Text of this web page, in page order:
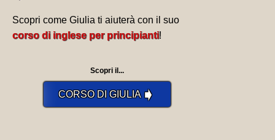
Scopri come Giulia ti aiuterà con il suo
corso di inglese per principianti!
Scopri il...
CORSO DI GIULIA➧